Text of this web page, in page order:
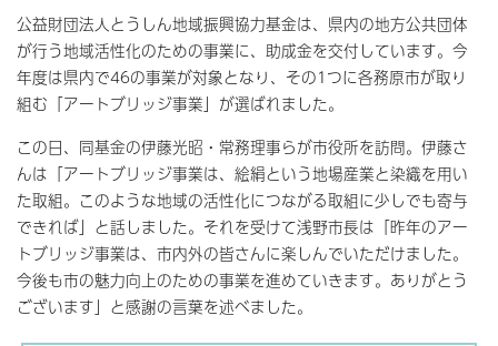
公益財団法人とうしん地域振興協力基金は、県内の地方公共団体
が行う地域活性化のための事業に、助成金を交付しています。今
年度は県内で46の事業が対象となり、その1つに各務原市が取り
組む「アートブリッジ事業」が選ばれました。
この日、同基金の伊藤光昭・常務理事らが市役所を訪問。伊藤さ
んは「アートブリッジ事業は、絵絹という地場産業と染織を用い
た取組。このような地域の活性化につながる取組に少しでも寄与
できれば」と話しました。それを受けて浅野市長は「昨年のアー
トブリッジ事業は、市内外の皆さんに楽しんでいただけました。
今後も市の魅力向上のための事業を進めていきます。ありがとう
ございます」と感謝の言葉を述べました。